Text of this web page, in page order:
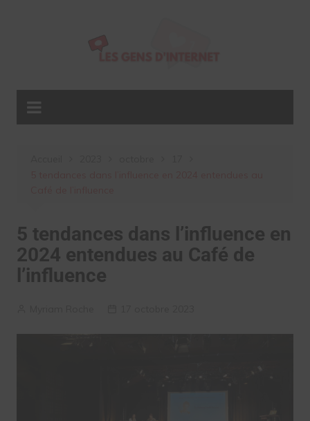
5 tendances dans l’influence en
2024 entendues au Café de
l’influence